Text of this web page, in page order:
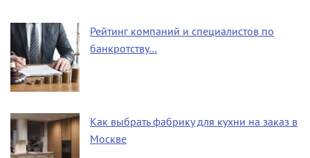
Рейтинг компаний и специалистов по
банкротству…
Как выбрать фабрику для кухни на заказ в
Москве